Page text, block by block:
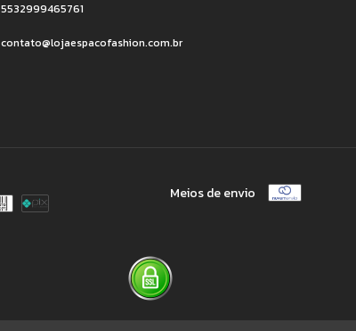
5532999465761
contato@lojaespacofashion.com.br
Meios de envio